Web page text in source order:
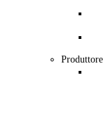
Produttore